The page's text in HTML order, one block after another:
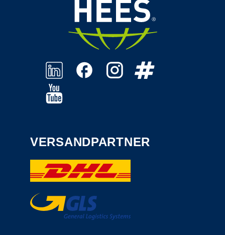
VERSANDPARTNER